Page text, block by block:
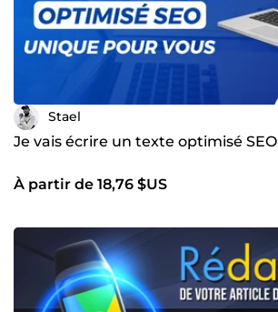
Stael
Je vais écrire un texte optimisé
À partir de 18,76 $US